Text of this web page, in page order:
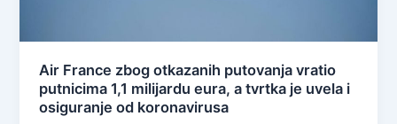
Air France zbog otkazanih putovanja vratio
putnicima 1,1 milijardu eura, a tvrtka je uvela i
osiguranje od koronavirusa